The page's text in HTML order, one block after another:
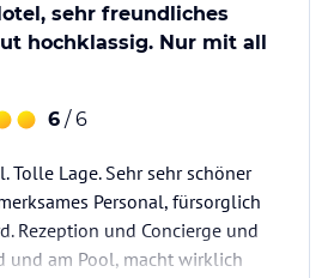
sehr freundliches
hochklassig. Nur mit all
6 / 6
Tolle Lage. Sehr sehr schöner
Personal, fürsorglich
Rezeption und Concierge und
und am Pool, macht wirklich